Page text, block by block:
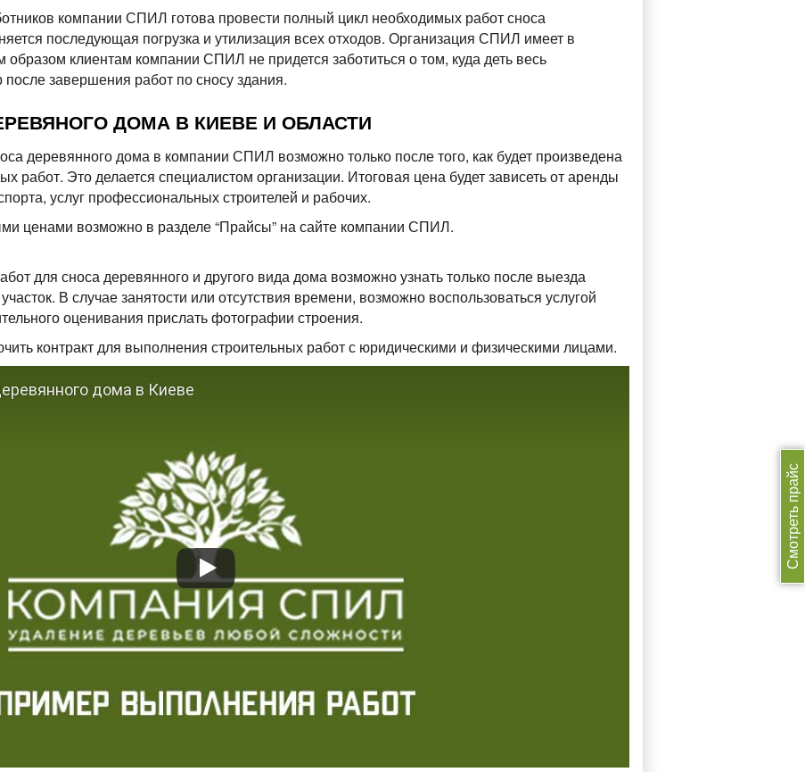
Смотреть прайс
компании СПИЛ готова провести полный цикл необходимых работ сноса
последующая погрузка и утилизация всех отходов. Организация СПИЛ имеет в
клиентам компании СПИЛ не придется заботиться о том, куда деть весь
завершения работ по сносу здания.
ДОМА В КИЕВЕ И ОБЛАСТИ
деревянного дома в компании СПИЛ возможно только после того, как будет произведена
работ. Это делается специалистом организации. Итоговая цена будет зависеть от аренды
услуг профессиональных строителей и рабочих.
ценами возможно в разделе “Прайсы” на сайте компании СПИЛ.
для сноса деревянного и другого вида дома возможно узнать только после выезда
В случае занятости или отсутствия времени, возможно воспользоваться услугой
оценивания прислать фотографии строения.
контракт для выполнения строительных работ с юридическими и физическими лицами.
дома в Киеве